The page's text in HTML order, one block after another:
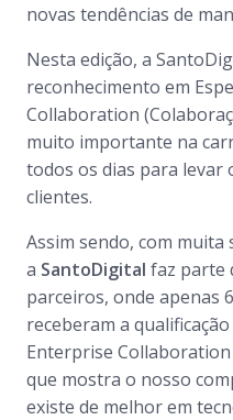
novas tendências de
Nesta edição, a
reconhecimento em
Collaboration
muito importante na
todos os dias para levar
clientes.
Assim sendo, com
a SantoDigital faz parte
parceiros, onde apenas 6
receberam a
Enterprise Collaboration
que mostra o nosso
existe de melhor em